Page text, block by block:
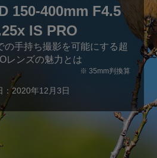
150-400mm F4.5
IS PRO
の手持ち撮影を可能にする超
レンズの魅力とは
※ 35mm判換算
：2020年12月3日